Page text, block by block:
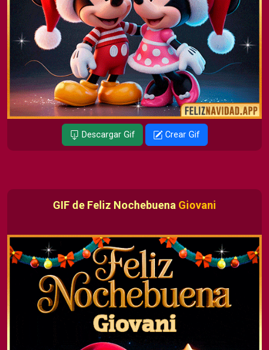
Descargar Gif Crear Gif
GIF de Feliz Nochebuena Giovani